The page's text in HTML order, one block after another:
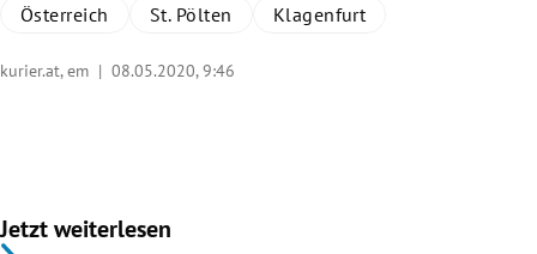
Österreich St. Pölten Klagenfurt
kurier.at, em | 08.05.2020, 9:46
Jetzt weiterlesen